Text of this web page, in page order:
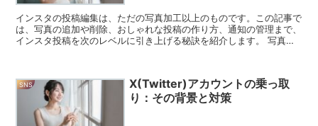
インスタの投稿編集は、ただの写真加工以上のものです。この記事で
は、写真の追加や削除、おしゃれな投稿の作り方、通知の管理まで、
インスタ投稿を次のレベルに引き上げる秘訣を紹介します。 写真を
SNS
X(Twitter)アカウントの乗っ取
り：その背景と対策